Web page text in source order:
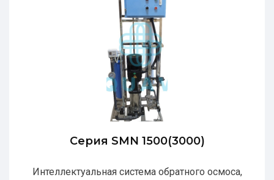
Серия SMN 1500(3000)
Интеллектуальная система обратного осмоса,